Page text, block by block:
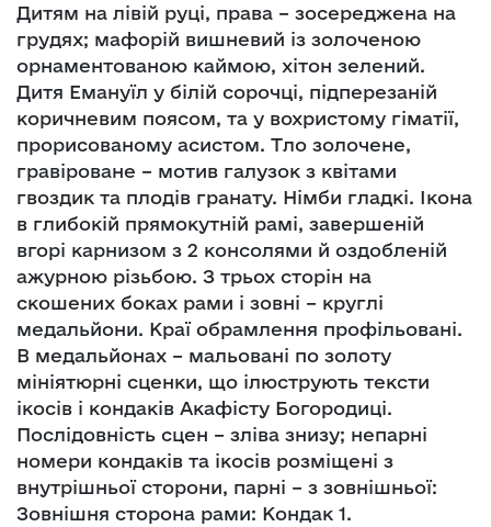
Дитям на лівій руці, права – зосереджена на
грудях; мафорій вишневий із золоченою
орнаментованою каймою, хітон зелений.
Дитя Емануїл у білій сорочці, підперезаній
коричневим поясом, та у вохристому гіматії,
прорисованому асистом. Тло золочене,
гравіроване – мотив галузок з квітами
гвоздик та плодів гранату. Німби гладкі. Ікона
в глибокій прямокутній рамі, завершеній
вгорі карнизом з 2 консолями й оздобленій
ажурною різьбою. З трьох сторін на
скошених боках рами і зовні – круглі
медальйони. Краї обрамлення профільовані.
В медальйонах – мальовані по золоту
мініятюрні сценки, що ілюструють тексти
ікосів і кондаків Акафісту Богородиці.
Послідовність сцен – зліва знизу; непарні
номери кондаків та ікосів розміщені з
внутрішньої сторони, парні – з зовнішньої:
Зовнішня сторона рами: Кондак 1.